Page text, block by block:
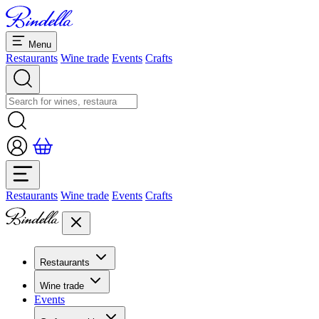
Menu
Restaurants Wine trade Events Crafts
Restaurants Wine trade Events Crafts
Restaurants
Overview restaurants
Banquets & seminars
Dolcezze
Wine trade
Overview
Events